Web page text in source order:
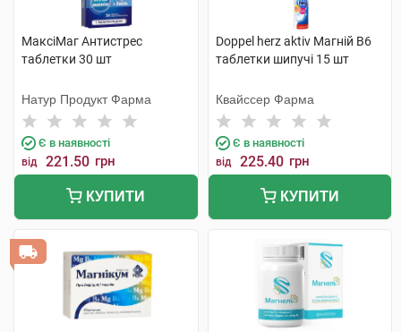
МаксіМаг Антистрес
таблетки 30 шт
Натур Продукт Фарма
Є в наявності
від 221.50 грн
КУПИТИ
Doppel herz aktiv Магній B6
таблетки шипучі 15 шт
Квайссер Фарма
Є в наявності
від 225.40 грн
КУПИТИ